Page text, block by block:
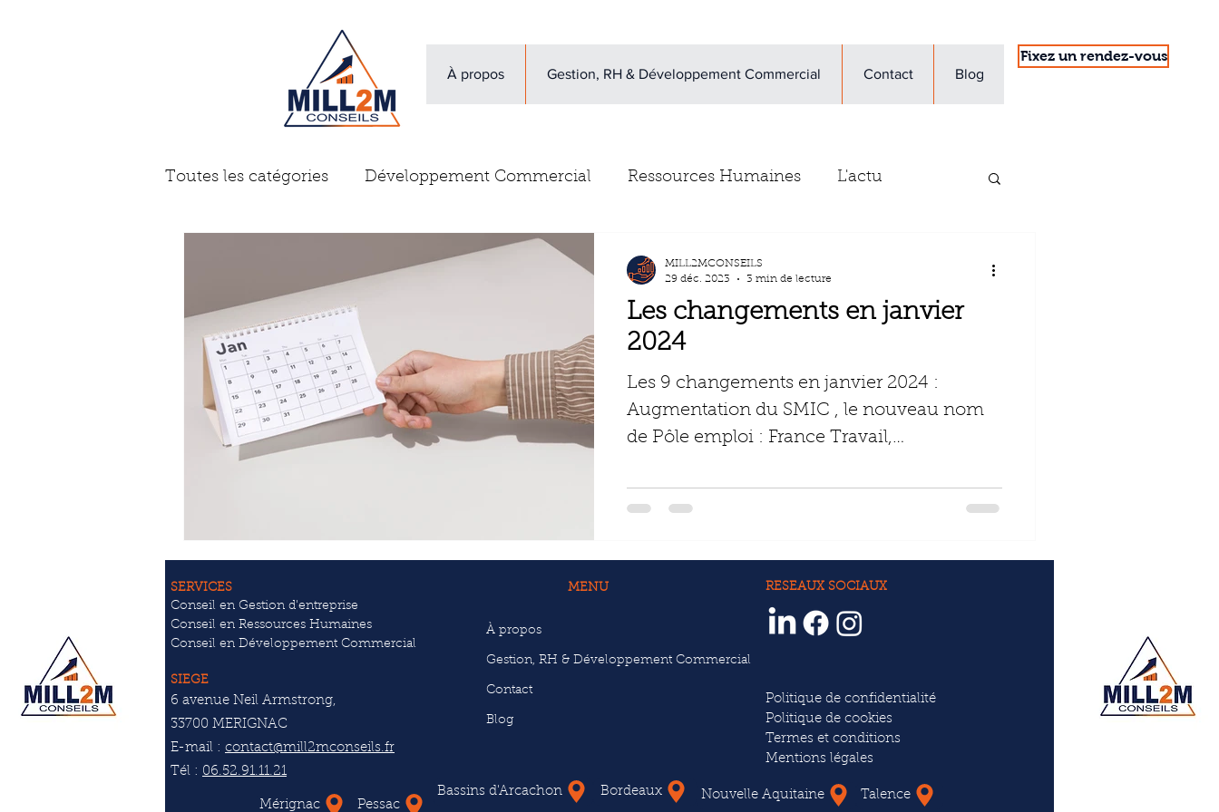
À propos Gestion, RH & Développement Commercial Contact Blog
Fixez un rendez-vous
Toutes les catégories Développement Commercial Ressources Humaines L'actu
Avis clients Newsletter
Problème des dirigeants
Les changements en janvier
2024
Les 9 changements en janvier 2024 :
Augmentation du SMIC , le nouveau nom
de Pôle emploi : France Travail,
MILL2MCONSEILS
29 déc. 2023
3 min de lecture
SERVICES
Conseil en Gestion d'entreprise
Conseil en Ressources Humaines
Conseil en Développement Commercial
SIEGE
6 avenue Neil Armstrong,
33700 MERIGNAC
E-mail : contact@mill2mconseils.fr
Tél : 06.52.91.11.21
Mérignac Pessac
MENU
À propos
Gestion, RH & Développement Commercial
Contact
Blog
Bassins d'Arcachon Bordeaux
RESEAUX SOCIAUX
Politique de confidentialité
Politique de cookies
Termes et conditions
Mentions légales
Nouvelle Aquitaine Talence